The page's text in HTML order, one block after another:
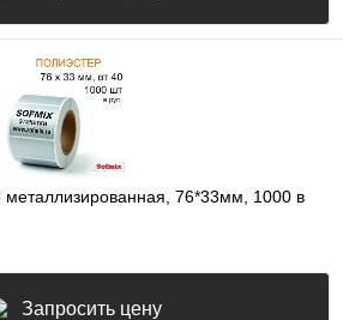
металлизированная, 76*33мм, 1000 в
Запросить цену